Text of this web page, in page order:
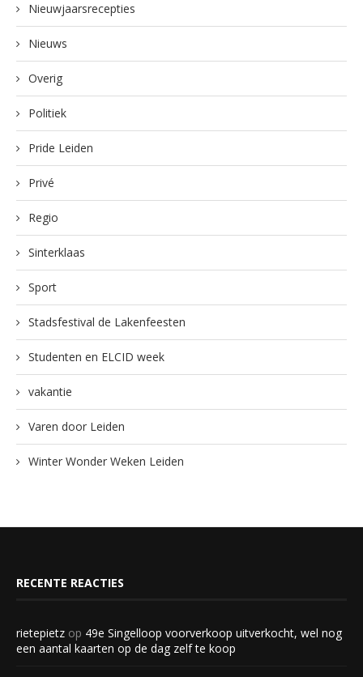
Nieuwjaarsrecepties
Nieuws
Overig
Politiek
Pride Leiden
Privé
Regio
Sinterklaas
Sport
Stadsfestival de Lakenfeesten
Studenten en ELCID week
vakantie
Varen door Leiden
Winter Wonder Weken Leiden
RECENTE REACTIES
rietepietz op 49e Singelloop voorverkoop uitverkocht, wel nog
een aantal kaarten op de dag zelf te koop